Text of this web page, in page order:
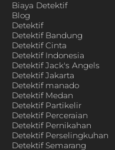
Biaya Detektif
Blog
Detektif
Detektif Bandung
Detektif Cinta
Detektif Indonesia
Detektif Jack's Angels
Detektif Jakarta
Detektif manado
Detektif Medan
Detektif Partikelir
Detektif Perceraian
Detektif Pernikahan
Detektif Perselingkuhan
Detektif Semarang